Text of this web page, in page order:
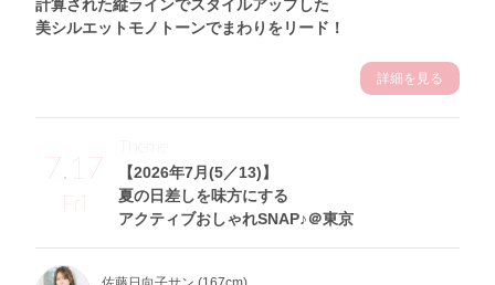
計算された縦ラインでスタイルアップした
美シルエットモノトーンでまわりをリード！
詳細を見る
7.17
Fri
【2026年7月(5／13)】
夏の日差しを味方にする
アクティブおしゃれSNAP♪＠東京
Theme